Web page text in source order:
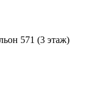
571 (3 этаж)